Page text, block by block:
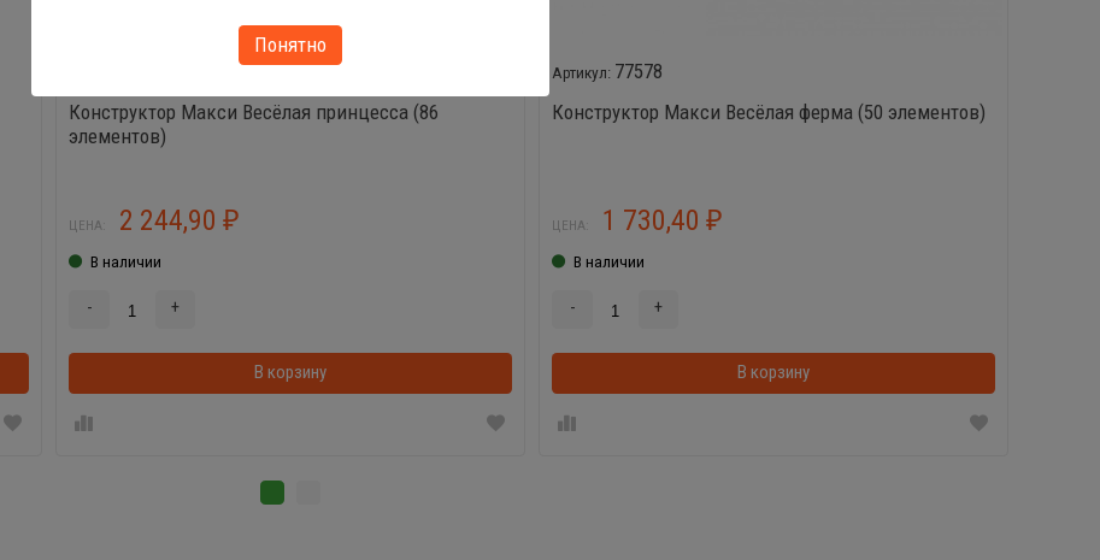
В корзинке
Конструктор Макси Весёлая принцесса (86
элементов)
ЦЕНА: 2 244,90 ₽
В наличии
- +
В корзину В корзинке
77578
Конструктор Макси Весёлая ферма (50 элементов)
ЦЕНА: 1 730,40 ₽
В наличии
- +
В корзину
Понятно